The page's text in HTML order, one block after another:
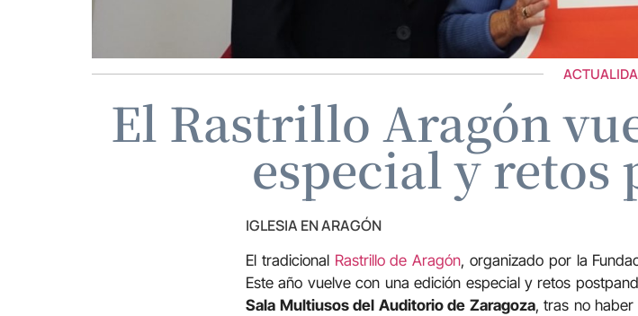
El Rastrillo Aragón
especial y retos
IGLESIA EN ARAGÓN
El tradicional Rastrillo de Aragón, organizado por la
Este año vuelve con una edición especial y retos
Sala Multiusos del Auditorio de Zaragoza, tras no